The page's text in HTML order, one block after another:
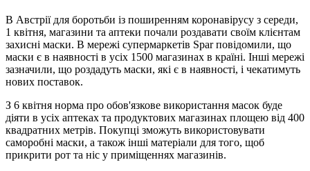
В Австрії для боротьби із поширенням коронавірусу з середи,
1 квітня, магазини та аптеки почали роздавати своїм клієнтам
захисні маски. В мережі супермаркетів Spar повідомили, що
маски є в наявності в усіх 1500 магазинах в країні. Інші мережі
зазначили, що роздадуть маски, які є в наявності, і чекатимуть
нових поставок.
З 6 квітня норма про обов'язкове використання масок буде
діяти в усіх аптеках та продуктових магазинах площею від 400
квадратних метрів. Покупці зможуть використовувати
саморобні маски, а також інші матеріали для того, щоб
прикрити рот та ніс у приміщеннях магазинів.